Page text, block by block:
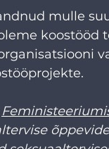
mulle
Feministeeriu